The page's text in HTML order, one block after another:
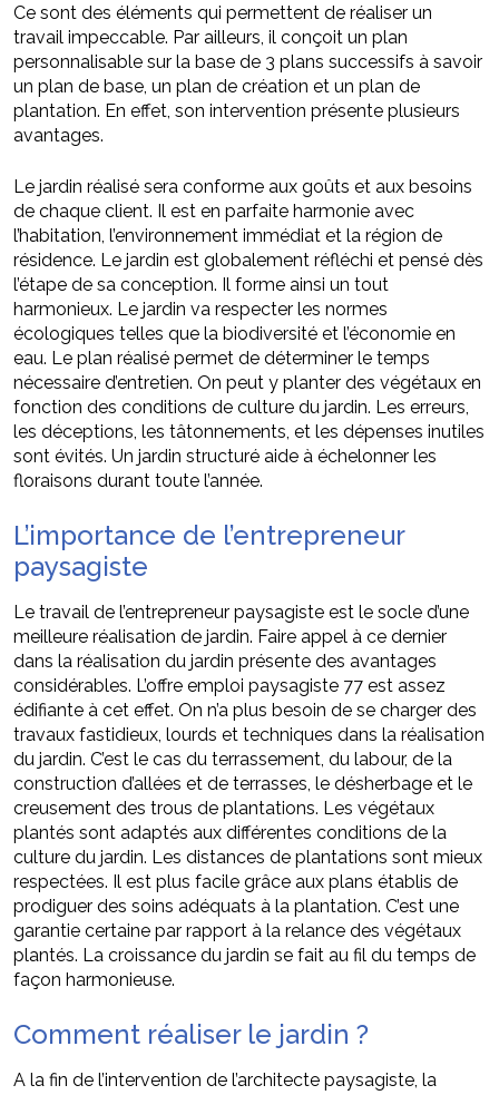
Ce sont des éléments qui permettent de réaliser un
travail impeccable. Par ailleurs, il conçoit un plan
personnalisable sur la base de 3 plans successifs à savoir
un plan de base, un plan de création et un plan de
plantation. En effet, son intervention présente plusieurs
avantages.
Le jardin réalisé sera conforme aux goûts et aux besoins
de chaque client. Il est en parfaite harmonie avec
l’habitation, l’environnement immédiat et la région de
résidence. Le jardin est globalement réfléchi et pensé dès
l’étape de sa conception. Il forme ainsi un tout
harmonieux. Le jardin va respecter les normes
écologiques telles que la biodiversité et l’économie en
eau. Le plan réalisé permet de déterminer le temps
nécessaire d’entretien. On peut y planter des végétaux en
fonction des conditions de culture du jardin. Les erreurs,
les déceptions, les tâtonnements, et les dépenses inutiles
sont évités. Un jardin structuré aide à échelonner les
floraisons durant toute l’année.
L’importance de l’entrepreneur
paysagiste
Le travail de l’entrepreneur paysagiste est le socle d’une
meilleure réalisation de jardin. Faire appel à ce dernier
dans la réalisation du jardin présente des avantages
considérables. L’offre emploi paysagiste 77 est assez
édifiante à cet effet. On n’a plus besoin de se charger des
travaux fastidieux, lourds et techniques dans la réalisation
du jardin. C’est le cas du terrassement, du labour, de la
construction d’allées et de terrasses, le désherbage et le
creusement des trous de plantations. Les végétaux
plantés sont adaptés aux différentes conditions de la
culture du jardin. Les distances de plantations sont mieux
respectées. Il est plus facile grâce aux plans établis de
prodiguer des soins adéquats à la plantation. C’est une
garantie certaine par rapport à la relance des végétaux
plantés. La croissance du jardin se fait au fil du temps de
façon harmonieuse.
Comment réaliser le jardin ?
A la fin de l’intervention de l’architecte paysagiste, la